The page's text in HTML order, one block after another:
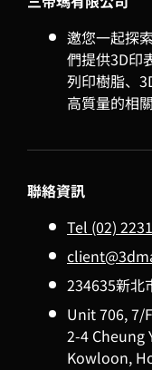
邀您一起探
們提供3D印
列印樹脂、
高質量的相
聯絡資訊
Tel (02)
234635新北
Unit 706, 7/
2-4 Cheung
Kowloon,